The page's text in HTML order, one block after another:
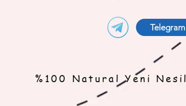
Telegram
%100 Natural Yeni